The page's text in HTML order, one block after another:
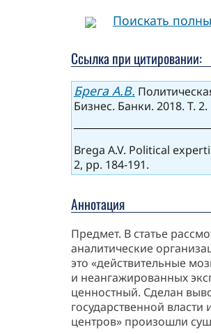
Поискать
Ссылка при цитировании:
Брега А.В.
Бизнес. Банки. 2018. Т. 2.
Brega A.V. Political
2, pp. 184-191.
Аннотация
Предмет. В статье
аналитические
это «действительные
и неангажированных
ценностный. Сделан
государственной
центров» произошли